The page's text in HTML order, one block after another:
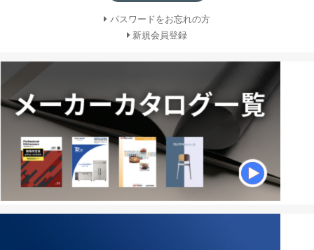
パスワードをお忘れの方
新規会員登録